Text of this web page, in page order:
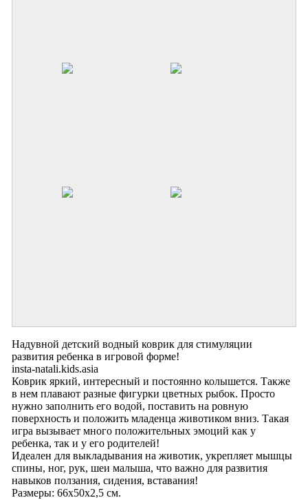
Надувной детский водный коврик для стимуляции
развития ребенка в игровой форме!
insta-natali.kids.asia
Коврик яркий, интересный и постоянно колышется. Также
в нем плавают разные фигурки цветных рыбок. Просто
нужно заполнить его водой, поставить на ровную
поверхность и положить младенца животиком вниз. Такая
игра вызывает много положительных эмоций как у
ребенка, так и у его родителей!
Идеален для выкладывания на животик, укрепляет мышцы
спины, ног, рук, шеи малыша, что важно для развития
навыков ползания, сидения, вставания!
Размеры: 66х50х2,5 см.